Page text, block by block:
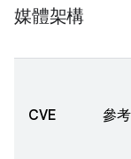
媒體架構
CVE 參